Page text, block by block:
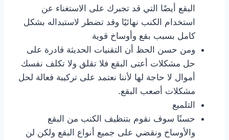
البقع أيضًا التي قد تجبرك على الاستغناء عن
استخدام الكنب نهائيًا وقد تضطر لاستبداله بشكل
كامل بسبب بقع وأوساخ قوية
ومن حسن الحظ أن التقنيات الحديثة قادرة على
حل مشكلات أعتى البقع فلا تقلق ولا تكلف نفسك
أموال لا حاجة لها لأننا نعتمد على تركيبة فعالة لحل
مشكلات أصعب البقع.
التلميع
حسنًا سوف نقوم بتنظيف الكنب من البقع
والأوساخ ونقضي على جميع أنواع البقع ولكن لن